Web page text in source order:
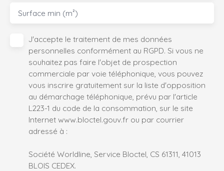
Surface min (m²)
J'accepte le traitement de mes données
personnelles conformément au RGPD. Si vous ne
souhaitez pas faire l'objet de prospection
commerciale par voie téléphonique, vous pouvez
vous inscrire gratuitement sur la liste d'opposition
au démarchage téléphonique, prévu par l'article
L223-1 du code de la consommation, sur le site
Internet www.bloctel.gouv.fr ou par courrier
adressé à :
Société Worldline, Service Bloctel, CS 61311, 41013
BLOIS CEDEX.